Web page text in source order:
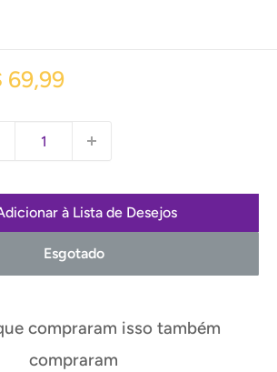
69,99
à Lista de Desejos
Esgotado
compraram isso também
compraram